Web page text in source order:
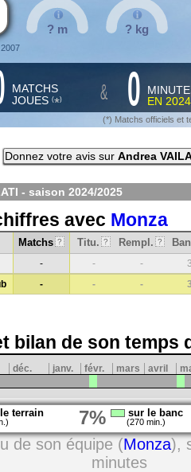
? m ? kg
MATCHS
JOUES (*) & 0
EN
(*) Matchs officiels et
Donnez votre avis sur Andrea
- saison 2024/2025
avec Monza
Matchs ? Titu. ? Rempl. ?
- - -
- - -
bilan de son temps
déc. janv. févr. mars avril
terrain 7% sur le banc
(270 min.)
de son équipe (Monza),
minutes